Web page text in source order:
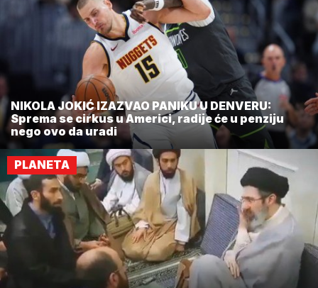
NIKOLA JOKIĆ IZAZVAO PANIKU U DENVERU:
Sprema se cirkus u Americi, radije će u penziju
nego ovo da uradi
PLANETA